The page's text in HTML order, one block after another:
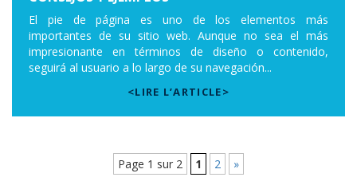
El pie de página es uno de los elementos más
importantes de su sitio web. Aunque no sea el más
impresionante en términos de diseño o contenido,
seguirá al usuario a lo largo de su navegación...
<LIRE L’ARTICLE>
Page 1 sur 2 1 2 »